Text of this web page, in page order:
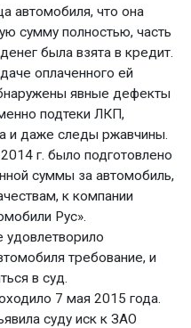
автомобиля, что она
сумму полностью, часть
была взята в кредит.
оплаченного ей
явные дефекты
подтеки ЛКП,
и даже следы ржавчины.
г. было подготовлено
суммы за автомобиль,
к компании
Рус».
удовлетворило
требование, и
в суд.
7 мая 2015 года.
суду иск к ЗАО